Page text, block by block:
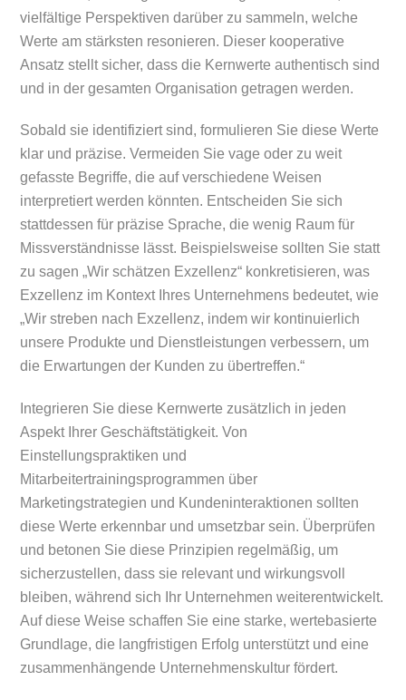
vielfältige Perspektiven darüber zu sammeln, welche
Werte am stärksten resonieren. Dieser kooperative
Ansatz stellt sicher, dass die Kernwerte authentisch sind
und in der gesamten Organisation getragen werden.
Sobald sie identifiziert sind, formulieren Sie diese Werte
klar und präzise. Vermeiden Sie vage oder zu weit
gefasste Begriffe, die auf verschiedene Weisen
interpretiert werden könnten. Entscheiden Sie sich
stattdessen für präzise Sprache, die wenig Raum für
Missverständnisse lässt. Beispielsweise sollten Sie statt
zu sagen „Wir schätzen Exzellenz“ konkretisieren, was
Exzellenz im Kontext Ihres Unternehmens bedeutet, wie
„Wir streben nach Exzellenz, indem wir kontinuierlich
unsere Produkte und Dienstleistungen verbessern, um
die Erwartungen der Kunden zu übertreffen.“
Integrieren Sie diese Kernwerte zusätzlich in jeden
Aspekt Ihrer Geschäftstätigkeit. Von
Einstellungspraktiken und
Mitarbeitertrainingsprogrammen über
Marketingstrategien und Kundeninteraktionen sollten
diese Werte erkennbar und umsetzbar sein. Überprüfen
und betonen Sie diese Prinzipien regelmäßig, um
sicherzustellen, dass sie relevant und wirkungsvoll
bleiben, während sich Ihr Unternehmen weiterentwickelt.
Auf diese Weise schaffen Sie eine starke, wertebasierte
Grundlage, die langfristigen Erfolg unterstützt und eine
zusammenhängende Unternehmenskultur fördert.